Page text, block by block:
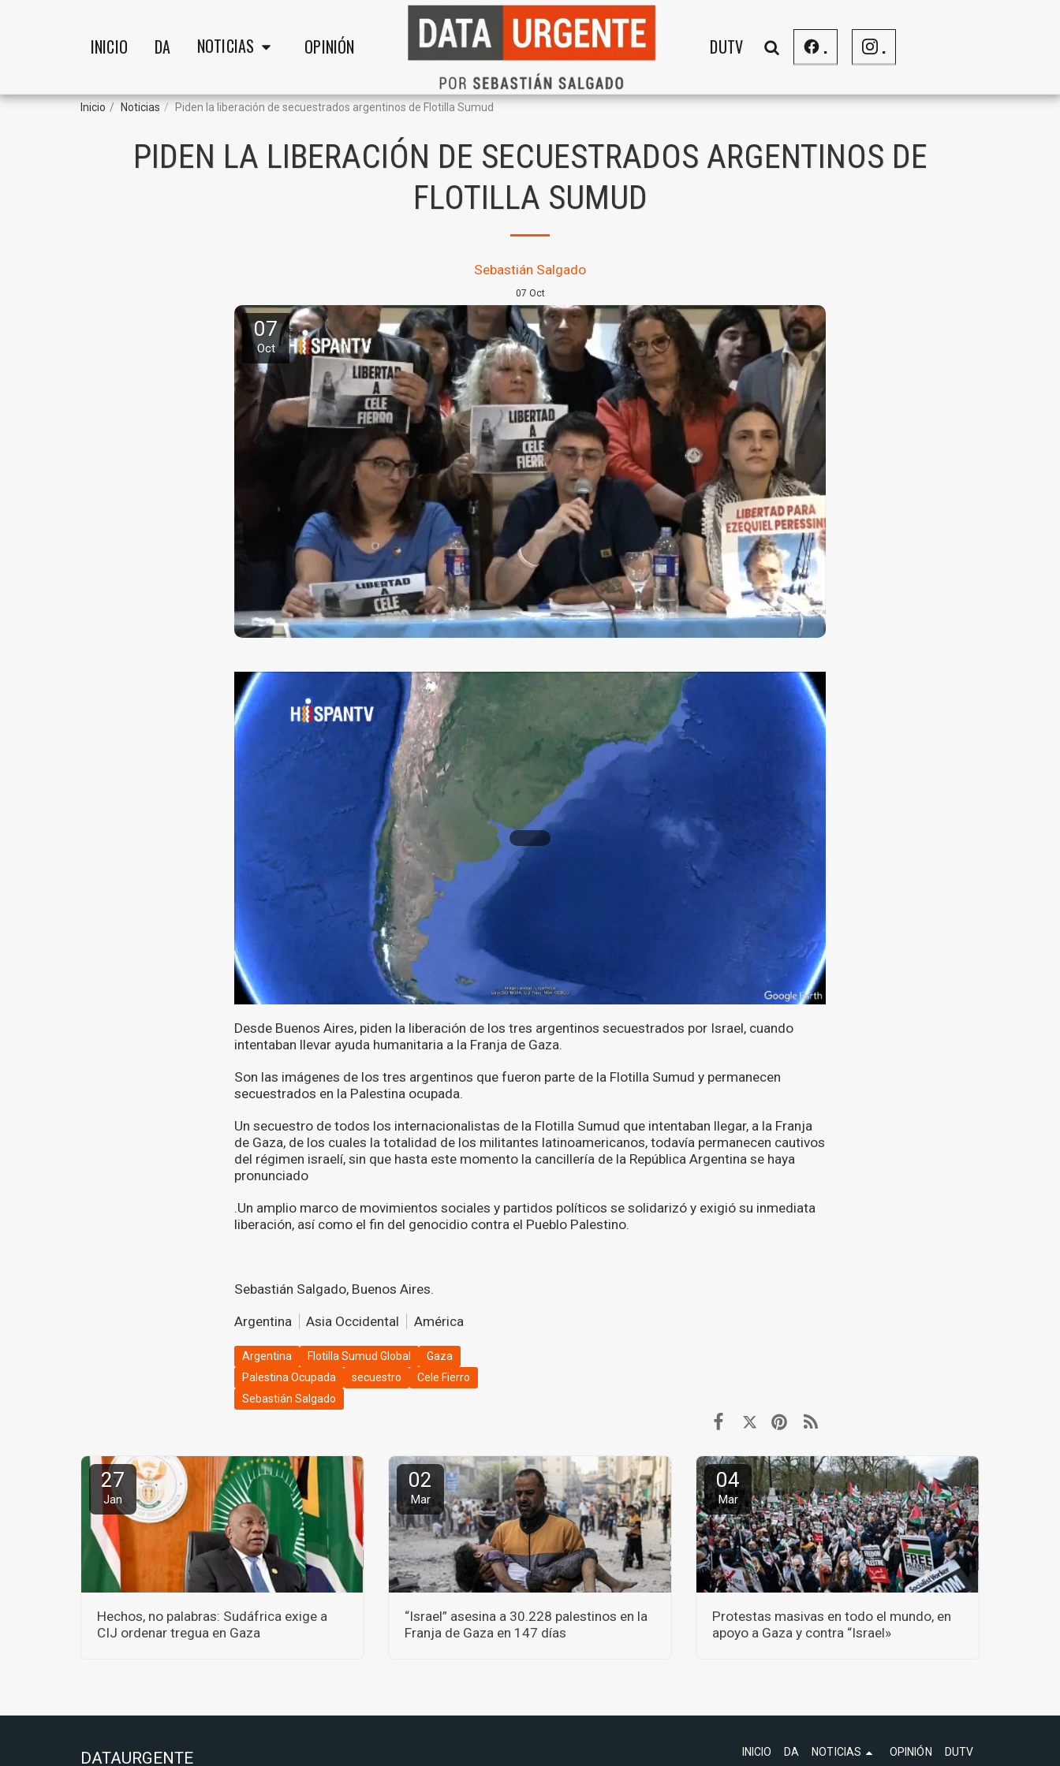
INICIO DA NOTICIAS OPINIÓN DUTV . .
Inicio Noticias Piden la liberación de secuestrados argentinos de Flotilla Sumud
PIDEN LA LIBERACIÓN DE SECUESTRADOS ARGENTINOS DE
FLOTILLA SUMUD
Sebastián Salgado
07 Oct
07
Oct
Desde Buenos Aires, piden la liberación de los tres argentinos secuestrados por Israel, cuando
intentaban llevar ayuda humanitaria a la Franja de Gaza.
Son las imágenes de los tres argentinos que fueron parte de la Flotilla Sumud y permanecen
secuestrados en la Palestina ocupada.
Un secuestro de todos los internacionalistas de la Flotilla Sumud que intentaban llegar, a la Franja
de Gaza, de los cuales la totalidad de los militantes latinoamericanos, todavía permanecen cautivos
del régimen israelí, sin que hasta este momento la cancillería de la República Argentina se haya
pronunciado
.Un amplio marco de movimientos sociales y partidos políticos se solidarizó y exigió su inmediata
liberación, así como el fin del genocidio contra el Pueblo Palestino.
Sebastián Salgado, Buenos Aires.
Argentina Asia Occidental América
Argentina Flotilla Sumud Global
Gaza
Palestina Ocupada
secuestro
Cele Fierro
Sebastián Salgado
27
Jan
Hechos, no palabras: Sudáfrica exige a
CIJ ordenar tregua en Gaza
02
Mar
“Israel” asesina a 30.228 palestinos en la
Franja de Gaza en 147 días
04
Mar
Protestas masivas en todo el mundo, en
apoyo a Gaza y contra “Israel»
DATAURGENTE INICIO DA NOTICIAS OPINIÓN DUTV